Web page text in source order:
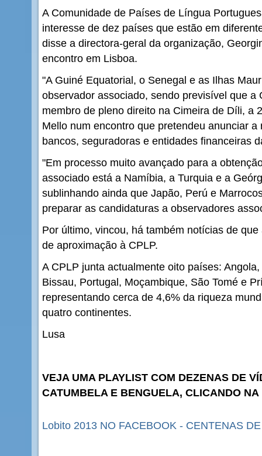
A Comunidade de Países de Língua
interesse de dez países que estão em
disse a directora-geral da organização,
encontro em Lisboa.
"A Guiné Equatorial, o Senegal e as Ilhas
observador associado, sendo previsível que a
membro de pleno direito na Cimeira de Díli, a
Mello num encontro que pretendeu anunciar
bancos, seguradoras e entidades financeiras
"Em processo muito avançado para a
associado está a Namíbia, a Turquia e a
sublinhando ainda que Japão, Perú e
preparar as candidaturas a observadores
Por último, vincou, há também notícias de
de aproximação à CPLP.
A CPLP junta actualmente oito países:
Bissau, Portugal, Moçambique, São Tomé e
representando cerca de 4,6% da riqueza
quatro continentes.
Lusa
VEJA UMA PLAYLIST COM DEZENAS DE
CATUMBELA E BENGUELA, CLICANDO NA
Lobito 2013 NO FACEBOOK - CENTENAS